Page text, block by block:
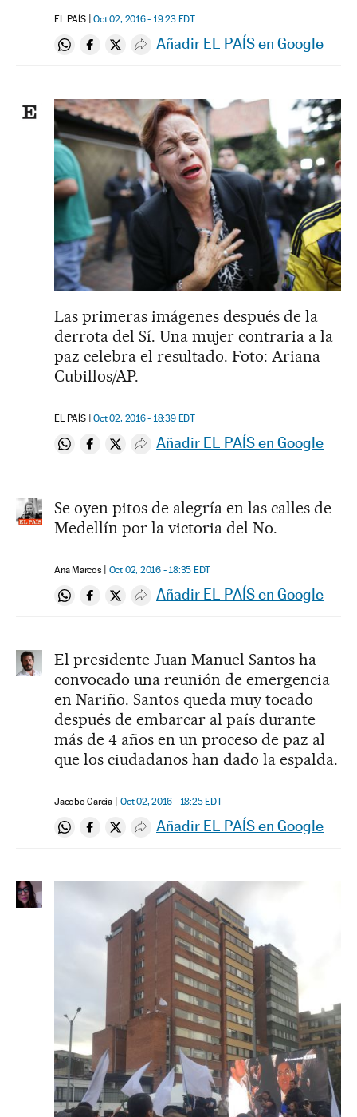
EL PAÍS Oct 02, 2016 - 19:23 EDT
Compartir en Whatsapp
Compartir en Facebook
Compartir en Twitter
Desplegar Redes Sociales
Añadir EL PAÍS en Google
Las primeras imágenes después de la
derrota del Sí. Una mujer contraria a la
paz celebra el resultado. Foto: Ariana
Cubillos/AP.
EL PAÍS Oct 02, 2016 - 18:39 EDT
Compartir en Whatsapp
Compartir en Facebook
Compartir en Twitter
Desplegar Redes Sociales
Añadir EL PAÍS en Google
Se oyen pitos de alegría en las calles de
Medellín por la victoria del No.
Ana Marcos Oct 02, 2016 - 18:35 EDT
Compartir en Whatsapp
Compartir en Facebook
Compartir en Twitter
Desplegar Redes Sociales
Añadir EL PAÍS en Google
El presidente Juan Manuel Santos ha
convocado una reunión de emergencia
en Nariño. Santos queda muy tocado
después de embarcar al país durante
más de 4 años en un proceso de paz al
que los ciudadanos han dado la espalda.
Jacobo Garcìa Oct 02, 2016 - 18:25 EDT
Compartir en Whatsapp
Compartir en Facebook
Compartir en Twitter
Desplegar Redes Sociales
Añadir EL PAÍS en Google